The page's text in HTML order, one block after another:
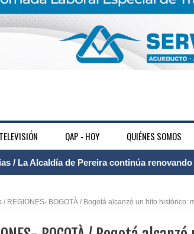
TELEVISIÓN QAP - HOY QUIÉNES SOMOS
/ Agua potable transforma la vida de 68
/ Población vulnerable en Tuluá tendrá
/ REGIONES- BOGOTÀ / Bogotá alcanzó un hito histórico: